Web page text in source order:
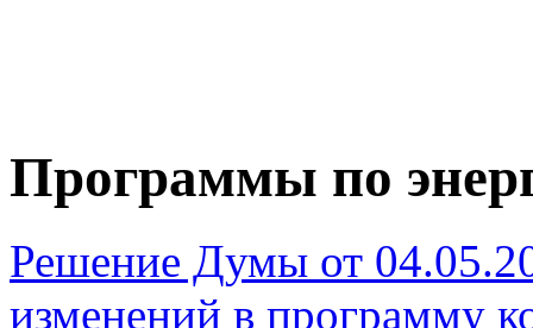
Программы по
Решение Думы от
изменений в программу